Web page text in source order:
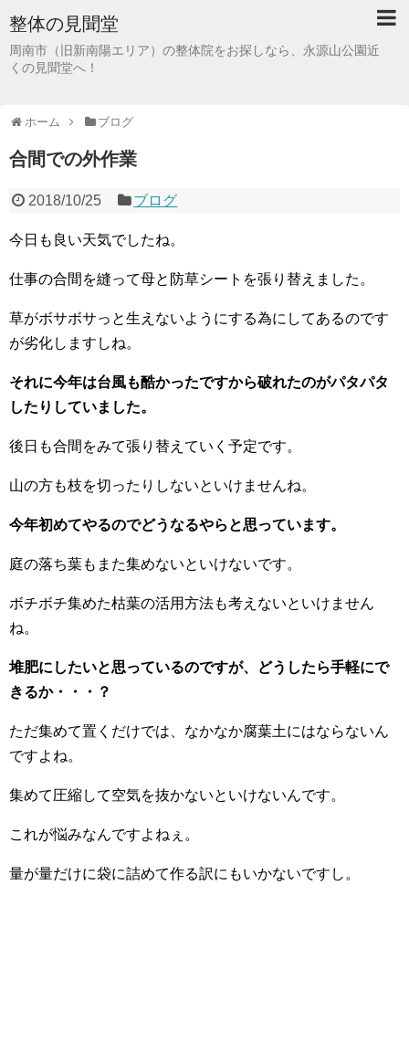
整体の見聞堂
周南市（旧新南陽エリア）の整体院をお探しなら、永源山公園近
くの見聞堂へ！
ホーム ブログ
合間での外作業
2018/10/25 ブログ
今日も良い天気でしたね。
仕事の合間を縫って母と防草シートを張り替えました。
草がボサボサっと生えないようにする為にしてあるのです
が劣化しますしね。
それに今年は台風も酷かったですから破れたのがパタパタ
したりしていました。
後日も合間をみて張り替えていく予定です。
山の方も枝を切ったりしないといけませんね。
今年初めてやるのでどうなるやらと思っています。
庭の落ち葉もまた集めないといけないです。
ボチボチ集めた枯葉の活用方法も考えないといけません
ね。
堆肥にしたいと思っているのですが、どうしたら手軽にで
きるか・・・？
ただ集めて置くだけでは、なかなか腐葉土にはならないん
ですよね。
集めて圧縮して空気を抜かないといけないんです。
これが悩みなんですよねぇ。
量が量だけに袋に詰めて作る訳にもいかないですし。